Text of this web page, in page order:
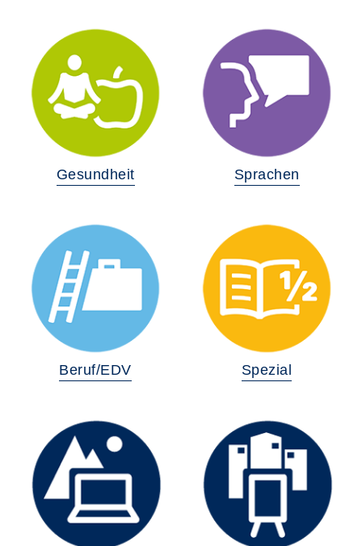
Gesundheit Sprachen
Beruf/EDV Spezial